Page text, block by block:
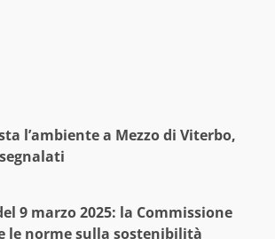
l’ambiente a Mezzo di Viterbo,
9 marzo 2025: la Commissione
le norme sulla sostenibilità